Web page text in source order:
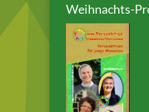
Weihnachts-